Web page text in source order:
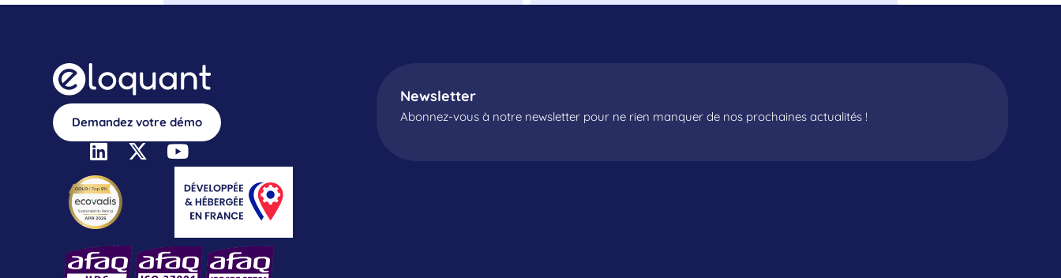
Demandez votre démo
Newsletter
Abonnez-vous à notre newsletter pour ne rien manquer de nos prochaines actualités !